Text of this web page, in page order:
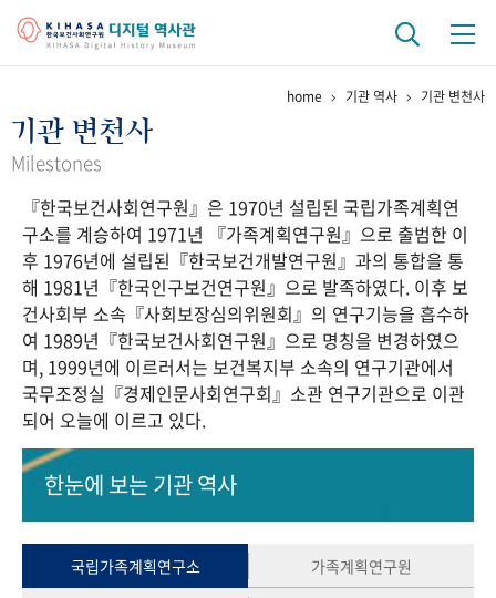
걸어온 길 기관 변천사
연구 역사
정책과 연구 키워드로 보는 연구 역사
연구자들
간행물 변천사
기록물 아카이브
사진 아카이브 문서 기록물 행정박물 영상 기록물
50+1 주년 기념
세계와 함께 한 KIHASA
home 기관 역사 기관 변천사
기관 변천사
Milestones
『한국보건사회연구원』은 1970년 설립된 국립가족계획연
구소를 계승하여 1971년 『가족계획연구원』으로 출범한 이
후 1976년에 설립된『한국보건개발연구원』과의 통합을 통
해 1981년『한국인구보건연구원』으로 발족하였다. 이후 보
건사회부 소속『사회보장심의위원회』의 연구기능을 흡수하
여 1989년『한국보건사회연구원』으로 명칭을 변경하였으
며, 1999년에 이르러서는 보건복지부 소속의 연구기관에서
국무조정실『경제인문사회연구회』소관 연구기관으로 이관
되어 오늘에 이르고 있다.
한눈에 보는기관 역사
국립가족계획연구소
가족계획연구원